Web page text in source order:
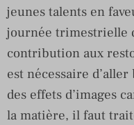
jeunes talents en
journée trimestrielle
contribution aux
est nécessaire
des effets d’images
la matière, il faut